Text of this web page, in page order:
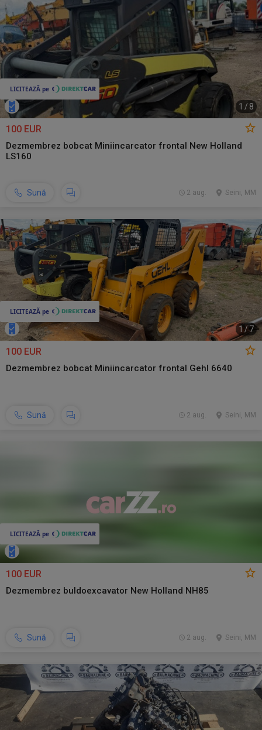
1 / 8
100 EUR
Dezmembrez bobcat Miniincarcator frontal New Holland
LS160
Sună Seini, MM
2 aug.
1/7
100 EUR
Dezmembrez bobcat Miniincarcator frontal Gehl 6640
Sună Seini, MM
2 aug.
100 EUR
Dezmembrez buldoexcavator New Holland NH85
Sună Seini, MM
2 aug.